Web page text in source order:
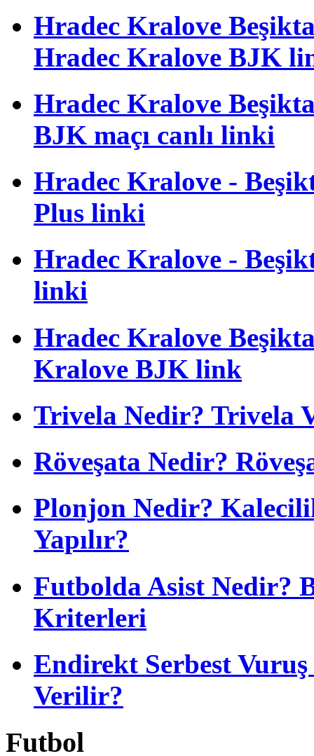
Hradec Kralove
Hradec Kralove BJK
Hradec Kralove
BJK maçı canlı linki
Hradec Kralove -
Plus linki
Hradec Kralove -
linki
Hradec Kralove
Kralove BJK link
Trivela Nedir? Trivela
Röveşata Nedir?
Plonjon Nedir?
Yapılır?
Futbolda Asist Nedir?
Kriterleri
Endirekt Serbest
Verilir?
Futbol